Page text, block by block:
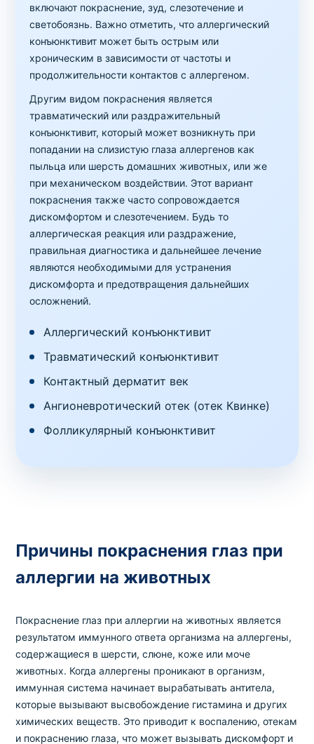
включают покраснение, зуд, слезотечение и
светобоязнь. Важно отметить, что аллергический
конъюнктивит может быть острым или
хроническим в зависимости от частоты и
продолжительности контактов с аллергеном.
Другим видом покраснения является
травматический или раздражительный
конъюнктивит, который может возникнуть при
попадании на слизистую глаза аллергенов как
пыльца или шерсть домашних животных, или же
при механическом воздействии. Этот вариант
покраснения также часто сопровождается
дискомфортом и слезотечением. Будь то
аллергическая реакция или раздражение,
правильная диагностика и дальнейшее лечение
являются необходимыми для устранения
дискомфорта и предотвращения дальнейших
осложнений.
Аллергический конъюнктивит
Травматический конъюнктивит
Контактный дерматит век
Ангионевротический отек (отек Квинке)
Фолликулярный конъюнктивит
Причины покраснения глаз при
аллергии на животных
Покраснение глаз при аллергии на животных является
результатом иммунного ответа организма на аллергены,
содержащиеся в шерсти, слюне, коже или моче
животных. Когда аллергены проникают в организм,
иммунная система начинает вырабатывать антитела,
которые вызывают высвобождение гистамина и других
химических веществ. Это приводит к воспалению, отекам
и покраснению глаза, что может вызывать дискомфорт и